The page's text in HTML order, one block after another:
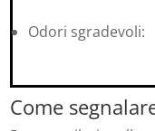
Odori sgradevoli:
Come